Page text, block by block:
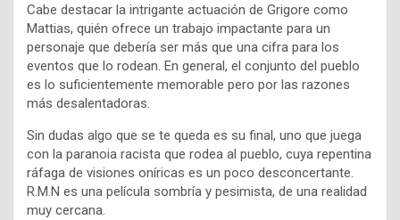
Cabe destacar la intrigante actuación de Grigore como
Mattias, quién ofrece un trabajo impactante para un
personaje que debería ser más que una cifra para los
eventos que lo rodean. En general, el conjunto del pueblo
es lo suficientemente memorable pero por las razones
más desalentadoras.
Sin dudas algo que se te queda es su final, uno que juega
con la paranoia racista que rodea al pueblo, cuya repentina
ráfaga de visiones oníricas es un poco desconcertante.
R.M.N es una película sombría y pesimista, de una realidad
muy cercana.